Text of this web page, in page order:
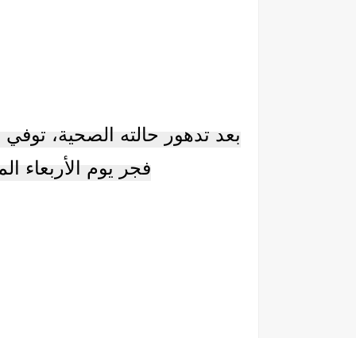
بعد تدهور حالته الصحية،
فجر يوم الأربعاء